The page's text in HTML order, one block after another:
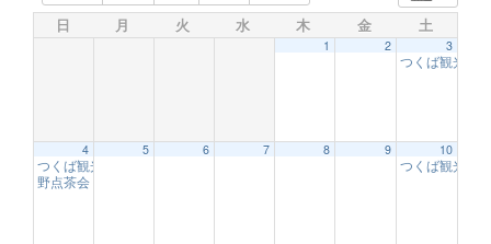
日 月 火 水 木 金 土
1 2 3
つくば観光大
4
つくば観光大使のお出迎え
野点茶会
5 6 7 8 9 10
つくば観光大